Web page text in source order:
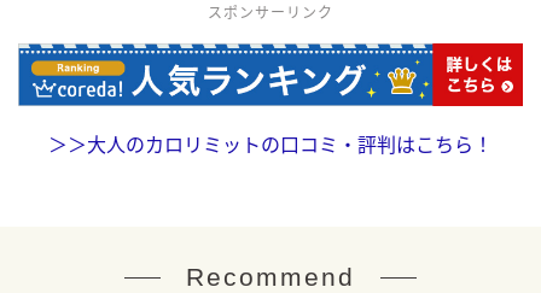
スポンサーリンク
＞＞大人のカロリミットの口コミ・評判はこちら！
Recommend